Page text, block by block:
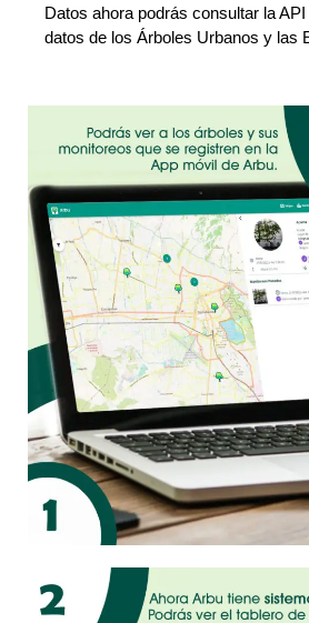
Datos ahora podrás consultar la
datos de los Árboles Urbanos y las